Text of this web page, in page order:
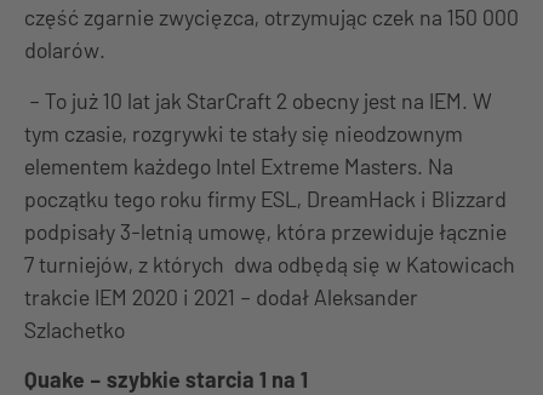
część zgarnie zwycięzca, otrzymując czek na 150 000
dolarów.
– To już 10 lat jak StarCraft 2 obecny jest na IEM. W
tym czasie, rozgrywki te stały się nieodzownym
elementem każdego Intel Extreme Masters. Na
początku tego roku firmy ESL, DreamHack i Blizzard
podpisały 3-letnią umowę, która przewiduje łącznie
7 turniejów, z których dwa odbędą się w Katowicach
trakcie IEM 2020 i 2021 – dodał Aleksander
Szlachetko
Quake – szybkie starcia 1 na 1